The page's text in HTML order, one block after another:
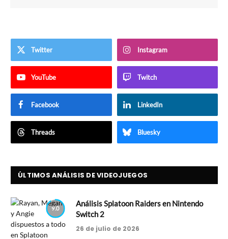
Twitter Instagram
YouTube Twitch
Facebook LinkedIn
Threads Bluesky
ÚLTIMOS ANÁLISIS DE VIDEOJUEGOS
9.0
Análisis Splatoon Raiders en Nintendo
Switch 2
26 de julio de 2026